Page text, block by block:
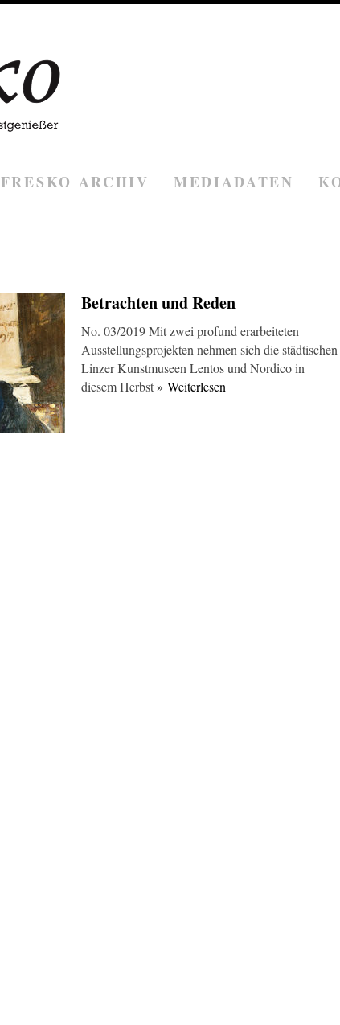
FRESKO ARCHIV MEDIADATEN
Betrachten und Reden
No. 03/2019 Mit zwei profund erarbeiteten
Ausstellungsprojekten nehmen sich die städtischen
Linzer Kunstmuseen Lentos und Nordico in
diesem Herbst» Weiterlesen